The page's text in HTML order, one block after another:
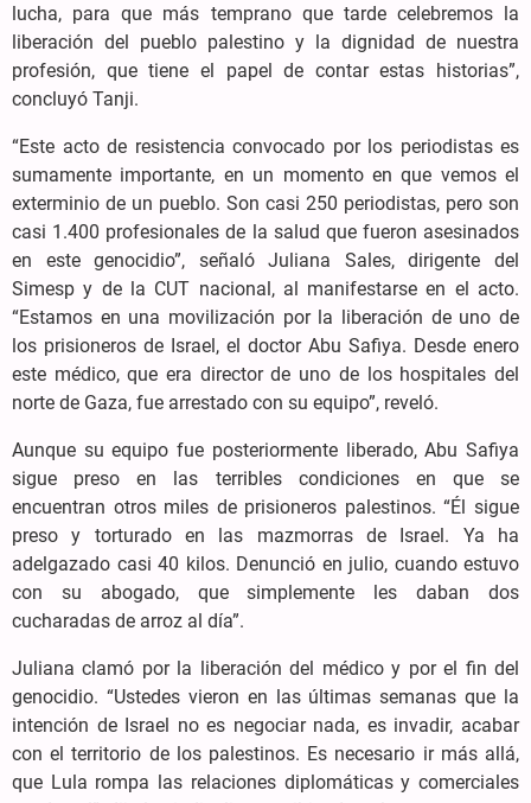
lucha, para que más temprano que tarde celebremos la
liberación del pueblo palestino y la dignidad de nuestra
profesión, que tiene el papel de contar estas historias”,
concluyó Tanji.
“Este acto de resistencia convocado por los periodistas es
sumamente importante, en un momento en que vemos el
exterminio de un pueblo. Son casi 250 periodistas, pero son
casi 1.400 profesionales de la salud que fueron asesinados
en este genocidio”, señaló Juliana Sales, dirigente del
Simesp y de la CUT nacional, al manifestarse en el acto.
“Estamos en una movilización por la liberación de uno de
los prisioneros de Israel, el doctor Abu Safiya. Desde enero
este médico, que era director de uno de los hospitales del
norte de Gaza, fue arrestado con su equipo”, reveló.
Aunque su equipo fue posteriormente liberado, Abu Safiya
sigue preso en las terribles condiciones en que se
encuentran otros miles de prisioneros palestinos. “Él sigue
preso y torturado en las mazmorras de Israel. Ya ha
adelgazado casi 40 kilos. Denunció en julio, cuando estuvo
con su abogado, que simplemente les daban dos
cucharadas de arroz al día”.
Juliana clamó por la liberación del médico y por el fin del
genocidio. “Ustedes vieron en las últimas semanas que la
intención de Israel no es negociar nada, es invadir, acabar
con el territorio de los palestinos. Es necesario ir más allá,
que Lula rompa las relaciones diplomáticas y comerciales